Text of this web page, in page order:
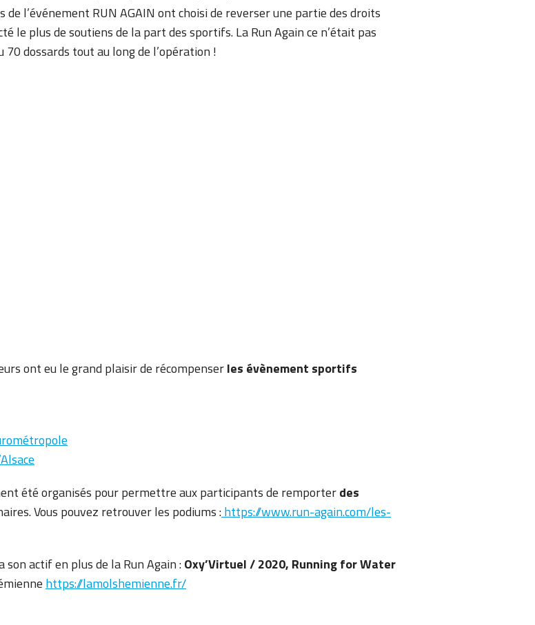
l’événement RUN AGAIN ont choisi de reverser une partie des droits
le plus de soutiens de la part des sportifs. La Run Again ce n’était pas
dossards tout au long de l’opération !
ont eu le grand plaisir de récompenserles évènement sportifs
été organisés pour permettre aux participants de remporterdes
Vous pouvez retrouver les podiums :https://www.run-again.com/les-
actif en plus de la Run Again :Oxy’Virtuel / 2020, Running for Water
https://lamolshemienne.fr/